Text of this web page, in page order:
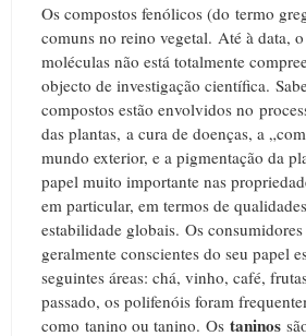
Os compostos fenólicos (do termo
comuns no reino vegetal. Até à data,
moléculas não está totalmente
objecto de investigação científica. S
compostos estão envolvidos no
das plantas, a cura de doenças, a
mundo exterior, e a pigmentação da
papel muito importante nas
em particular, em termos de
estabilidade globais. Os consumidores
geralmente conscientes do seu papel
seguintes áreas: chá, vinho, café,
passado, os polifenóis foram
como tanino ou tanino. Os taninos